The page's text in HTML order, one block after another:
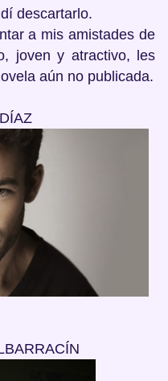
descartarlo.
a mis amistades de
joven y atractivo, les
aún no publicada.